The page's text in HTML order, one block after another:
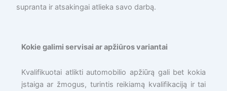
supranta ir atsakingai atlieka savo darbą.
Kokie galimi servisai ar apžiūros variantai
Kvalifikuotai atlikti automobilio apžiūrą gali bet kokia
įstaiga ar žmogus, turintis reikiamą kvalifikaciją ir tai